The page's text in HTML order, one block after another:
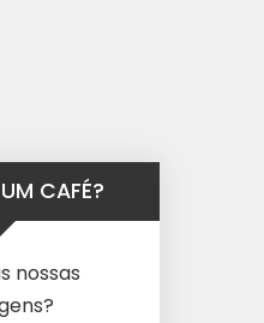
CAFÉ?
nossas